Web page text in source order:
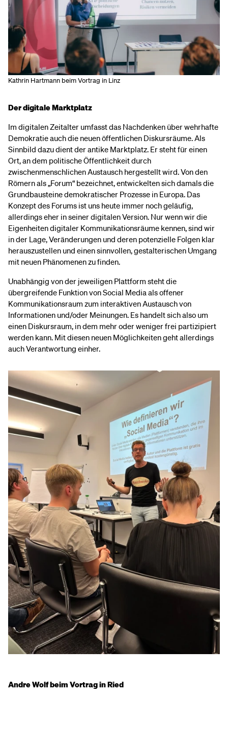
Kathrin Hartmann beim Vortrag in Linz
Der digitale Marktplatz
Im digitalen Zeitalter umfasst das Nachdenken über wehrhafte
Demokratie auch die neuen öffentlichen Diskursräume. Als
Sinnbild dazu dient der antike Marktplatz. Er steht für einen
Ort, an dem politische Öffentlichkeit durch
zwischenmenschlichen Austausch hergestellt wird. Von den
Römern als „Forum“ bezeichnet, entwickelten sich damals die
Grundbausteine demokratischer Prozesse in Europa. Das
Konzept des Forums ist uns heute immer noch geläufig,
allerdings eher in seiner digitalen Version. Nur wenn wir die
Eigenheiten digitaler Kommunikationsräume kennen, sind wir
in der Lage, Veränderungen und deren potenzielle Folgen klar
herauszustellen und einen sinnvollen, gestalterischen Umgang
mit neuen Phänomenen zu finden.
Unabhängig von der jeweiligen Plattform steht die
übergreifende Funktion von Social Media als offener
Kommunikationsraum zum interaktiven Austausch von
Informationen und/oder Meinungen. Es handelt sich also um
einen Diskursraum, in dem mehr oder weniger frei partizipiert
werden kann. Mit diesen neuen Möglichkeiten geht allerdings
auch Verantwortung einher.
Andre Wolf beim Vortrag in Ried